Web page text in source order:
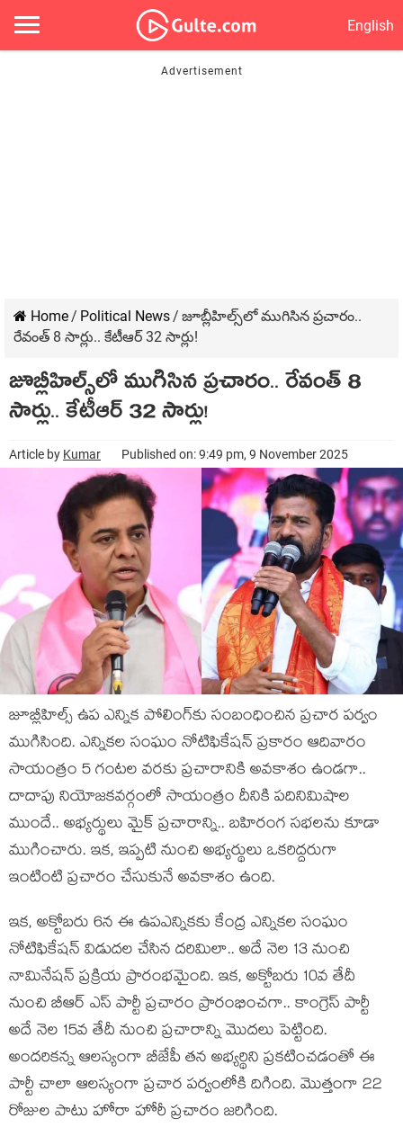
English
Home/ Political News/ జూబ్లీహిల్స్‌లో ముగిసిన ప్ర‌చారం..
రేవంత్ 8 సార్లు.. కేటీఆర్ 32 సార్లు!
జూబ్లీహిల్స్‌లో ముగిసిన ప్ర‌చారం.. రేవంత్ 8
సార్లు.. కేటీఆర్ 32 సార్లు!
Article by Kumar Published on: 9:49 pm, 9 November 2025
జూబ్లీహిల్స్ ఉప ఎన్నిక పోలింగ్‌కు సంబంధించిన ప్ర‌చార ప‌ర్వం
ముగిసింది. ఎన్నిక‌ల సంఘం నోటిఫికేషన్ ప్ర‌కారం ఆదివారం
సాయంత్రం 5 గంట‌ల వ‌ర‌కు ప్ర‌చారానికి అవ‌కాశం ఉండ‌గా..
దాదాపు నియోజ‌కవ‌ర్గంలో సాయంత్రం దీనికి ప‌దినిమిషాల
ముందే.. అభ్య‌ర్థులు మైక్ ప్ర‌చారాన్ని.. బ‌హిరంగ స‌భ‌ల‌ను కూడా
ముగించారు. ఇక‌, ఇప్ప‌టి నుంచి అభ్య‌ర్థులు ఒకరిద్దరుగా
ఇంటింటి ప్ర‌చారం చేసుకునే అవ‌కాశం ఉంది.
ఇక‌, అక్టోబ‌రు 6న ఈ ఉపఎన్నిక‌కు కేంద్ర ఎన్నికల సంఘం
నోటిఫికేష‌న్ విడుద‌ల చేసిన ద‌రిమిలా.. అదే నెల 13 నుంచి
నామినేష‌న్ ప్ర‌క్రియ ప్రారంభ‌మైంది. ఇక‌, అక్టోబ‌రు 10వ తేదీ
నుంచి బీఆర్ ఎస్ పార్టీ ప్ర‌చారం ప్రారంభించ‌గా.. కాంగ్రెస్ పార్టీ
అదే నెల 15వ తేదీ నుంచి ప్ర‌చారాన్ని మొద‌లు పెట్టింది.
అంద‌రికన్న ఆల‌స్యంగా బీజేపీ త‌న అభ్య‌ర్థిని ప్ర‌క‌టించ‌డంతో ఈ
పార్టీ చాలా ఆల‌స్యంగా ప్ర‌చార ప‌ర్వంలోకి దిగింది. మొత్తంగా 22
రోజుల పాటు హోరా హోరీ ప్ర‌చారం జ‌రిగింది.